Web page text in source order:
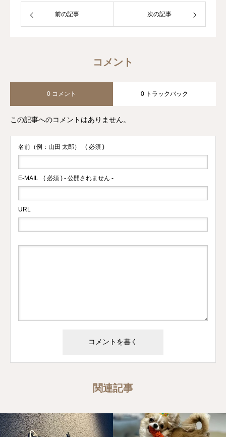
前の記事 次の記事
コメント
0 コメント 0 トラックバック
この記事へのコメントはありません。
名前（例：山田 太郎） ( 必須 )
E-MAIL ( 必須 ) - 公開されません -
URL
関連記事